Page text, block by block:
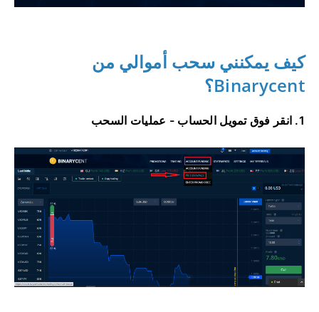
كيف يمكنني سحب أموالي من
Binarycent؟
1. انقر فوق تمويل الحساب - عمليات السحب